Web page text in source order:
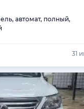
автомат, полный,
31